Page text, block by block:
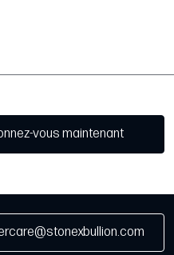
vous maintenant